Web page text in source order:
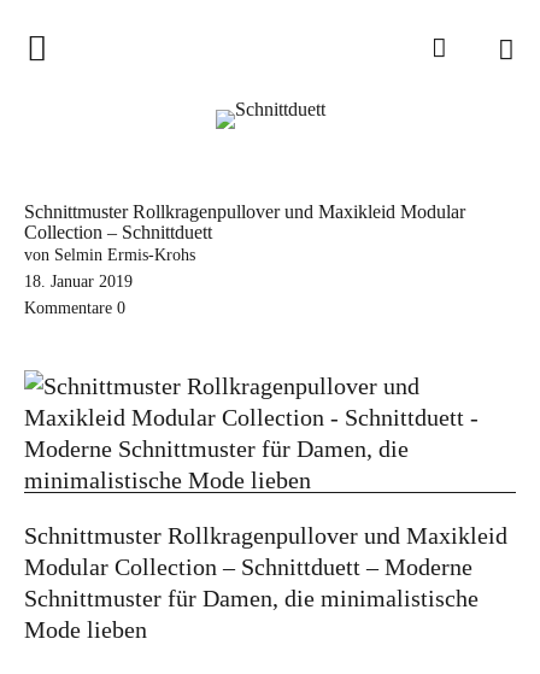
Home
Schnittduett Magazin
Sewalong
Stoffempfehlungen
Tipps zur Schnittanpassung
Wir sagen Danke und Good
Bye!
Schnittmuster Rollkragenpullover und Maxikleid Modular
Collection – Schnittduett
von Selmin Ermis-Krohs
18. Januar 2019
Kommentare 0
Schnittmuster Rollkragenpullover und Maxikleid
Modular Collection – Schnittduett – Moderne
Schnittmuster für Damen, die minimalistische
Mode lieben